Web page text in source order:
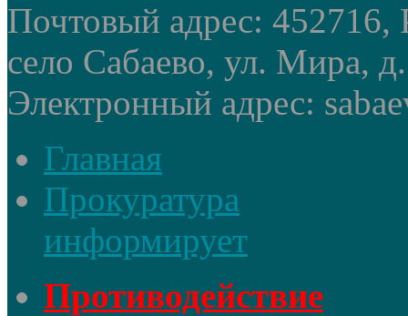
Почтовый адрес: 452716,
село Сабаево, ул. Мира,
Электронный адрес:
Главная
Прокуратура
информирует
Противодействие